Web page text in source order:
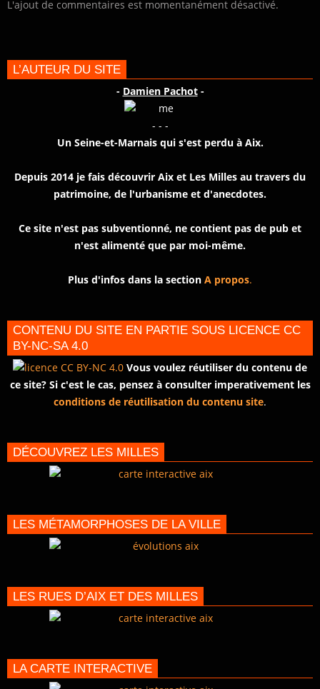
L'ajout de commentaires est momentanément désactivé.
L’AUTEUR DU SITE
- Damien Pachot-
- - -
Un Seine-et-Marnais qui s'est perdu à Aix.
Depuis 2014 je fais découvrir Aix et Les Milles au travers du
patrimoine, de l'urbanisme et d'anecdotes.
Ce site n'est pas subventionné, ne contient pas de pub et
n'est alimenté que par moi-même.
Plus d'infos dans la section A propos.
CONTENU DU SITE EN PARTIE SOUS LICENCE CC
BY-NC-SA 4.0
Vous voulez réutiliser du contenu de
ce site? Si c'est le cas, pensez à consulter imperativement les
conditions de réutilisation du contenu site.
DÉCOUVREZ LES MILLES
LES MÉTAMORPHOSES DE LA VILLE
LES RUES D’AIX ET DES MILLES
LA CARTE INTERACTIVE